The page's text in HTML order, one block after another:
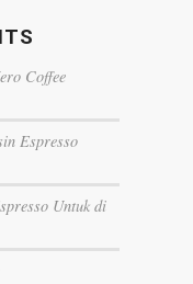
Coffee
Espresso
Untuk di